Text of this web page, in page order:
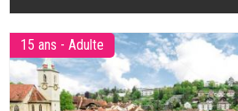
15 ans - Adulte